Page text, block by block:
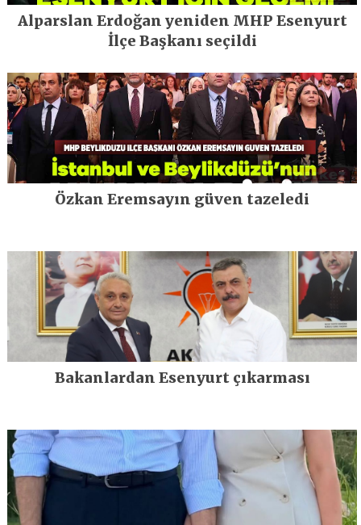
Alparslan Erdoğan yeniden MHP Esenyurt
İlçe Başkanı seçildi
Özkan Eremsayın güven tazeledi
Bakanlardan Esenyurt çıkarması